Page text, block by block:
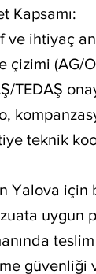
Kapsamı:
ve ihtiyaç
çizimi (AG/
TEDAŞ
teknik
Yalova için
uygun
güvenliği